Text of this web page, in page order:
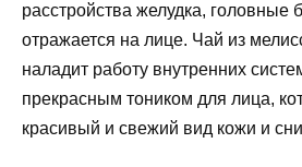
расстройства желудка, головные
отражается на лице. Чай из
наладит работу внутренних
прекрасным тоником для лица,
красивый и свежий вид кожи и